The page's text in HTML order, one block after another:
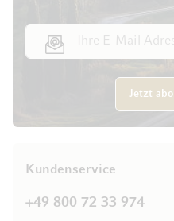
Jetzt
Kundenservice
+49 800 72 33 974